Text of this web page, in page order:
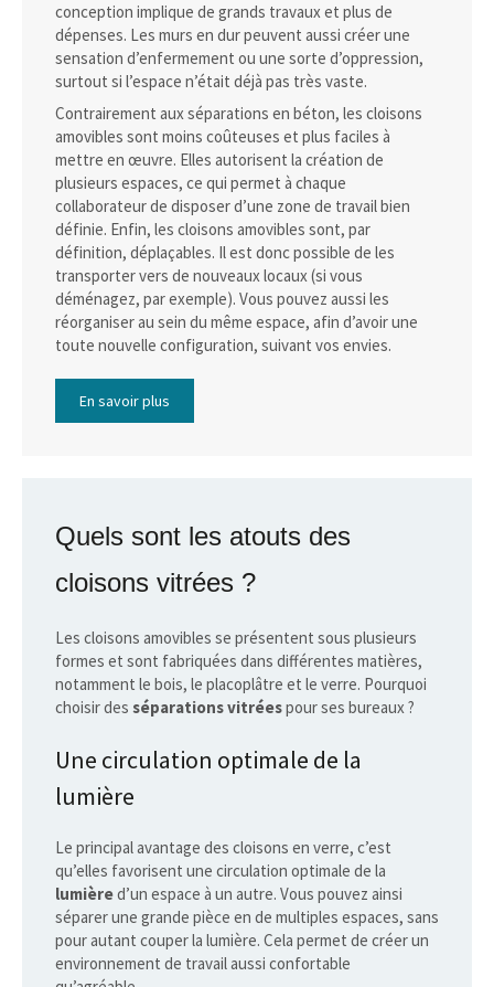
conception implique de grands travaux et plus de
dépenses. Les murs en dur peuvent aussi créer une
sensation d’enfermement ou une sorte d’oppression,
surtout si l’espace n’était déjà pas très vaste.
Contrairement aux séparations en béton, les cloisons
amovibles sont moins coûteuses et plus faciles à
mettre en œuvre. Elles autorisent la création de
plusieurs espaces, ce qui permet à chaque
collaborateur de disposer d’une zone de travail bien
définie. Enfin, les cloisons amovibles sont, par
définition, déplaçables. Il est donc possible de les
transporter vers de nouveaux locaux (si vous
déménagez, par exemple). Vous pouvez aussi les
réorganiser au sein du même espace, afin d’avoir une
toute nouvelle configuration, suivant vos envies.
En savoir plus
Quels sont les atouts des
cloisons vitrées ?
Les cloisons amovibles se présentent sous plusieurs
formes et sont fabriquées dans différentes matières,
notamment le bois, le placoplâtre et le verre. Pourquoi
choisir des séparations vitréespour ses bureaux ?
Une circulation optimale de la
lumière
Le principal avantage des cloisons en verre, c’est
qu’elles favorisent une circulation optimale de la
lumièred’un espace à un autre. Vous pouvez ainsi
séparer une grande pièce en de multiples espaces, sans
pour autant couper la lumière. Cela permet de créer un
environnement de travail aussi confortable